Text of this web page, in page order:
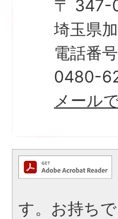
〒 347-
埼玉県
電話番
0480-
メール
す。お持ち